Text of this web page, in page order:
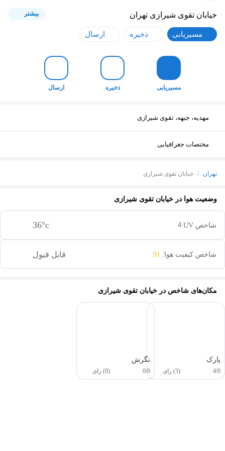
خیابان تقوی شیرازی تهران بیشتر
مسیریابی ذخیره ارسال
مسیریابی ذخیره ارسال
مهدیه، جبهه، تقوی شیرازی
مختصات جغرافیایی
تهران / خیابان تقوی شیرازی
وضعیت هوا در خیابان تقوی شیرازی
36 شاخص UV: 4
قابل قبول شاخص کیفیت هوا: 91
مکان‌های شاخص در خیابان تقوی شیرازی
پارک
4/0 (3) رای
نگرش
0/0 (0) رای